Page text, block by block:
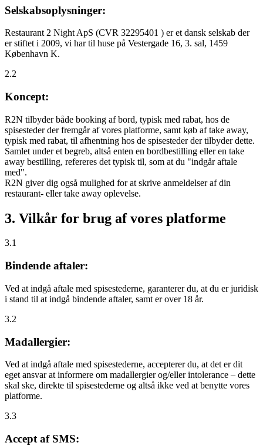
Selskabsoplysninger:
Restaurant 2 Night ApS (CVR 32295401 ) er et dansk selskab der
er stiftet i 2009, vi har til huse på Vestergade 16, 3. sal, 1459
København K.
2.2
Koncept:
R2N tilbyder både booking af bord, typisk med rabat, hos de
spisesteder der fremgår af vores platforme, samt køb af take away,
typisk med rabat, til afhentning hos de spisesteder der tilbyder dette.
Samlet under et begreb, altså enten en bordbestilling eller en take
away bestilling, refereres det typisk til, som at du "indgår aftale
med".
R2N giver dig også mulighed for at skrive anmeldelser af din
restaurant- eller take away oplevelse.
3. Vilkår for brug af vores platforme
3.1
Bindende aftaler:
Ved at indgå aftale med spisestederne, garanterer du, at du er juridisk
i stand til at indgå bindende aftaler, samt er over 18 år.
3.2
Madallergier:
Ved at indgå aftale med spisestederne, accepterer du, at det er dit
eget ansvar at informere om madallergier og/eller intolerance – dette
skal ske, direkte til spisestederne og altså ikke ved at benytte vores
platforme.
3.3
Accept af SMS: